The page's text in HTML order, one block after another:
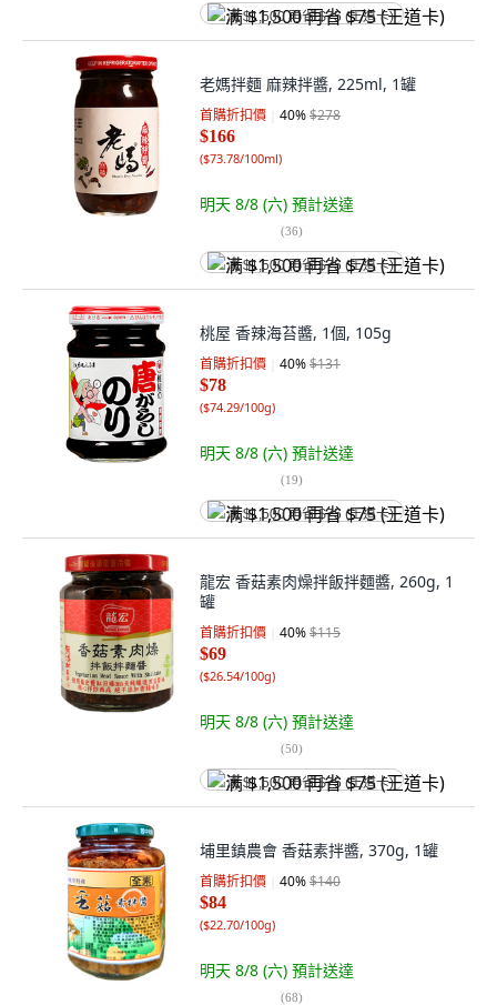
满 $1,500 再省 $75 (王道卡)
老媽拌麵 麻辣拌醬, 225ml, 1罐
首購折扣價 40%$278
$166
($73.78/100ml)
明天 8/8 (六) 預計送達
(36)
满 $1,500 再省 $75 (王道卡)
桃屋 香辣海苔醬, 1個, 105g
首購折扣價 40%$131
$78
($74.29/100g)
明天 8/8 (六) 預計送達
(19)
满 $1,500 再省 $75 (王道卡)
龍宏 香菇素肉燥拌飯拌麵醬, 260g, 1
罐
首購折扣價 40%$115
$69
($26.54/100g)
明天 8/8 (六) 預計送達
(50)
满 $1,500 再省 $75 (王道卡)
埔里鎮農會 香菇素拌醬, 370g, 1罐
首購折扣價 40%$140
$84
($22.70/100g)
明天 8/8 (六) 預計送達
(68)